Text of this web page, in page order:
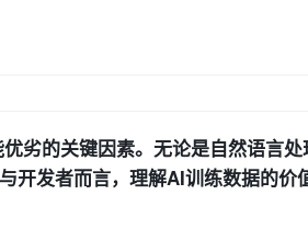
劣的关键因素。无论是自然语言处
开发者而言，理解AI训练数据的价